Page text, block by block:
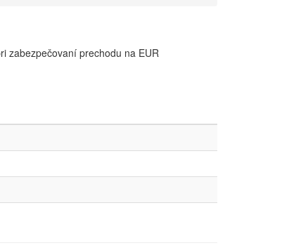
zabezpečovaní prechodu na EUR